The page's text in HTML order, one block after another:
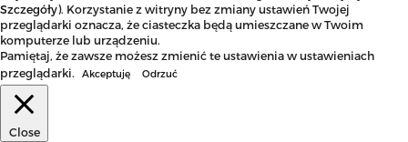
Szczegóły). Korzystanie z witryny bez zmiany ustawień Twojej
przeglądarki oznacza, że ciasteczka będą umieszczane w Twoim
komputerze lub urządzeniu.
Pamiętaj, że zawsze możesz zmienić te ustawienia w ustawieniach
przeglądarki.
Akceptuję Odrzuć
Close